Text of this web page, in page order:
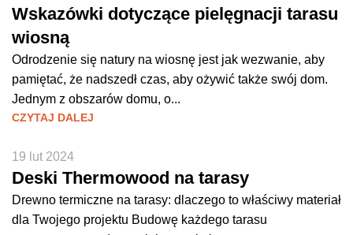
Wskazówki dotyczące pielęgnacji tarasu
wiosną
Odrodzenie się natury na wiosnę jest jak wezwanie, aby
pamiętać, że nadszedł czas, aby ożywić także swój dom.
Jednym z obszarów domu, o...
CZYTAJ DALEJ
19 lut 2024
Deski Thermowood na tarasy
Drewno termiczne na tarasy: dlaczego to właściwy materiał
dla Twojego projektu Budowę każdego tarasu